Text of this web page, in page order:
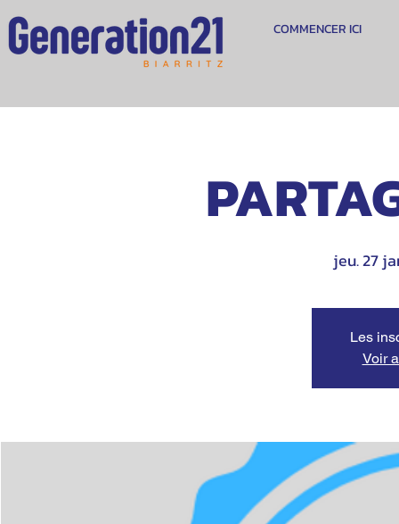
COMMENCER ICI
jeu. 27
Les
Voir